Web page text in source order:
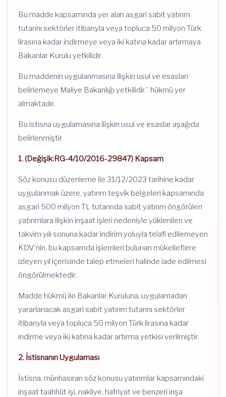
Bu madde kapsamında yer alan asgari sabit yatırım
tutarını sektörler itibarıyla veya topluca 50 milyon Türk
lirasına kadar indirmeye veya iki katına kadar artırmaya
Bakanlar Kurulu yetkilidir.
Bu maddenin uygulanmasına ilişkin usul ve esasları
belirlemeye Maliye Bakanlığı yetkilidir.” hükmü yer
almaktadır.
Bu istisna uygulamasına ilişkin usul ve esaslar aşağıda
belirlenmiştir.
1. (Değişik:RG-4/10/2016-29847) Kapsam
Söz konusu düzenleme ile 31/12/2023 tarihine kadar
uygulanmak üzere, yatırım teşvik belgeleri kapsamında
asgari 500 milyon TL tutarında sabit yatırım öngörülen
yatırımlara ilişkin inşaat işleri nedeniyle yüklenilen ve
takvim yılı sonuna kadar indirim yoluyla telafi edilemeyen
KDV’nin, bu kapsamda işlemleri bulunan mükelleflere
izleyen yıl içerisinde talep etmeleri halinde iade edilmesi
öngörülmektedir.
Madde hükmü ile Bakanlar Kuruluna, uygulamadan
yararlanacak asgari sabit yatırım tutarını sektörler
itibarıyla veya topluca 50 milyon Türk lirasına kadar
indirme veya iki katına kadar artırma yetkisi verilmiştir.
2. İstisnanın Uygulaması
İstisna, münhasıran söz konusu yatırımlar kapsamındaki
inşaat taahhüt işi, nakliye, hafriyat ve benzeri inşa